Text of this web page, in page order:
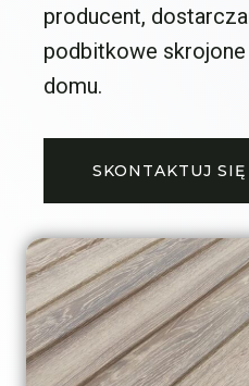
producent,
podbitkowe
domu.
SKONTAKTUJ SIĘ